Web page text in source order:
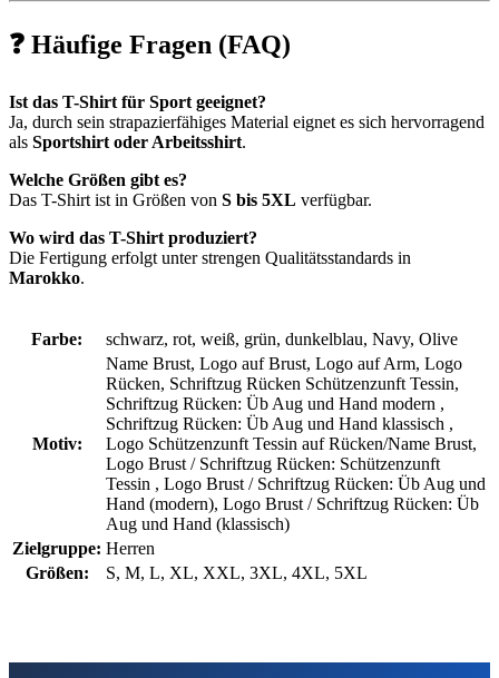
❓ Häufige Fragen (FAQ)
Ist das T-Shirt für Sport geeignet?
Ja, durch sein strapazierfähiges Material eignet es sich hervorragend
als Sportshirt oder Arbeitsshirt.
Welche Größen gibt es?
Das T-Shirt ist in Größen von S bis 5XL verfügbar.
Wo wird das T-Shirt produziert?
Die Fertigung erfolgt unter strengen Qualitätsstandards in
Marokko.
Farbe: schwarz, rot, weiß, grün, dunkelblau, Navy, Olive
Motiv:
Name Brust, Logo auf Brust, Logo auf Arm, Logo
Rücken, Schriftzug Rücken Schützenzunft Tessin,
Schriftzug Rücken: Üb Aug und Hand modern ,
Schriftzug Rücken: Üb Aug und Hand klassisch ,
Logo Schützenzunft Tessin auf Rücken/Name Brust,
Logo Brust / Schriftzug Rücken: Schützenzunft
Tessin , Logo Brust / Schriftzug Rücken: Üb Aug und
Hand (modern), Logo Brust / Schriftzug Rücken: Üb
Aug und Hand (klassisch)
Zielgruppe: Herren
Größen:
S, M, L, XL, XXL, 3XL, 4XL, 5XL